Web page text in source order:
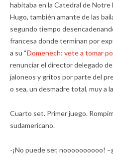
habitaba en la Catedral de
Hugo, también amante de las
segundo tiempo
francesa donde terminan por
a su “Domenech: vete a tomar
renunciar el director delegado
jaloneos y gritos por parte del
o sea, un desmadre total, muy a
Cuarto set. Primer juego.
sudamericano.
-¡No puede ser, noooooooooo!